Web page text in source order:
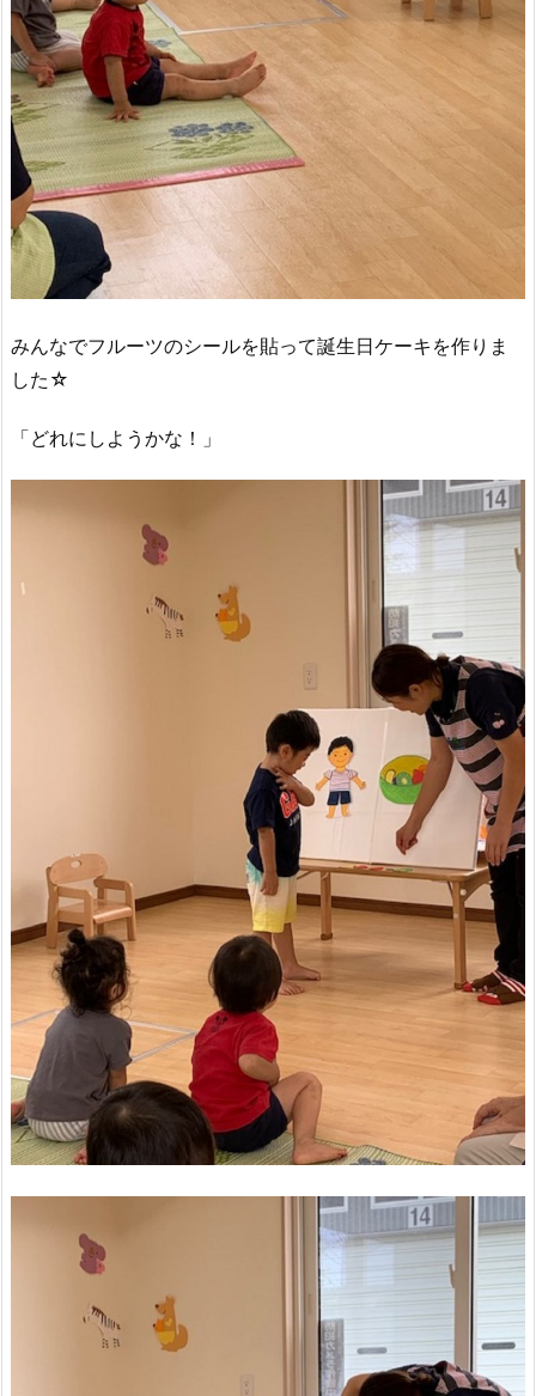
みんなでフルーツのシールを貼って誕生日ケーキを作りま
した☆
「どれにしようかな！」